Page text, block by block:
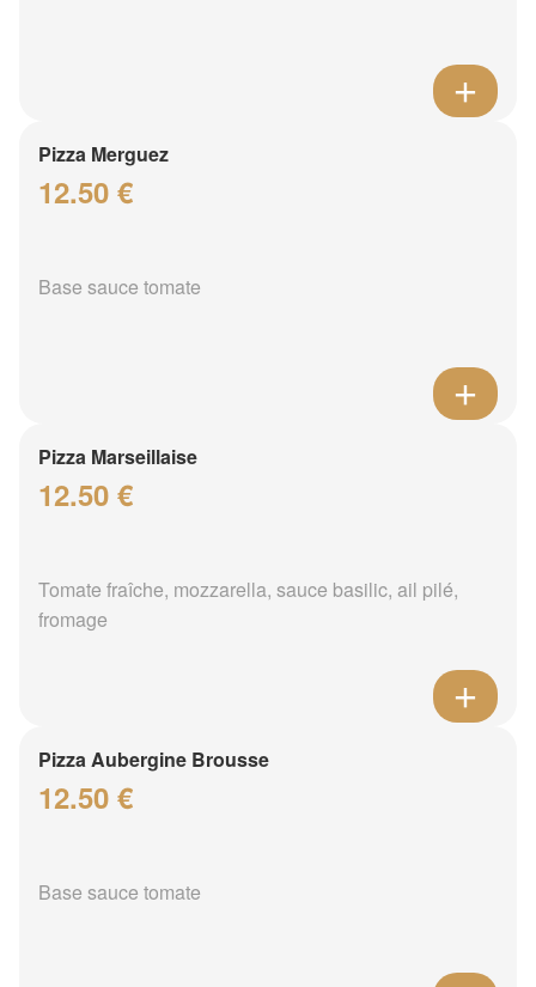
Pizza Merguez
12.50 €
Base sauce tomate
Pizza Marseillaise
12.50 €
Tomate fraîche, mozzarella, sauce basilic, ail pilé,
fromage
Pizza Aubergine Brousse
12.50 €
Base sauce tomate